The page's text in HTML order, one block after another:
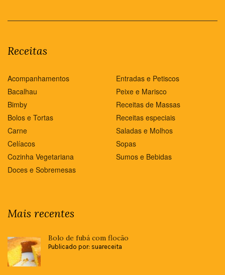
Receitas
Acompanhamentos
Bacalhau
Bimby
Bolos e Tortas
Carne
Celíacos
Cozinha Vegetariana
Doces e Sobremesas
Entradas e Petiscos
Peixe e Marisco
Receitas de Massas
Receitas especiais
Saladas e Molhos
Sopas
Sumos e Bebidas
Mais recentes
Bolo de fubá com flocão
Publicado por: suareceita